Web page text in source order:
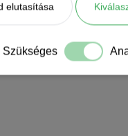
elutasítása
Szükséges